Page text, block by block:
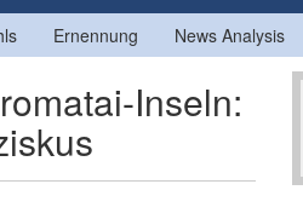
Ernennung News Analysis
Inseln: